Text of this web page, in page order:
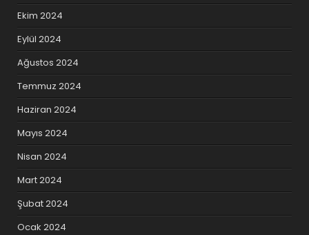
Ekim 2024
Eylül 2024
Ağustos 2024
Temmuz 2024
Haziran 2024
Mayıs 2024
Nisan 2024
Mart 2024
Şubat 2024
Ocak 2024